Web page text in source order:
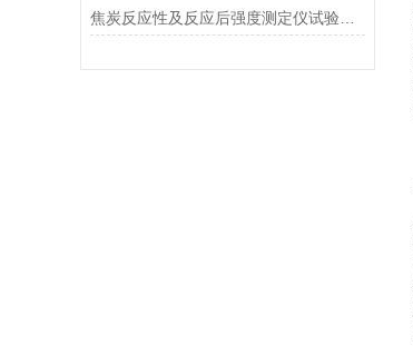
焦炭反应性及反应后强度测定仪试验步骤